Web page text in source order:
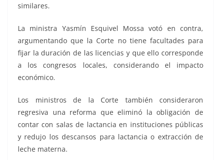
similares.
La ministra Yasmín Esquivel Mossa votó en contra,
argumentando que la Corte no tiene facultades para
fijar la duración de las licencias y que ello corresponde
a los congresos locales, considerando el impacto
económico.
Los ministros de la Corte también consideraron
regresiva una reforma que eliminó la obligación de
contar con salas de lactancia en instituciones públicas
y redujo los descansos para lactancia o extracción de
leche materna.